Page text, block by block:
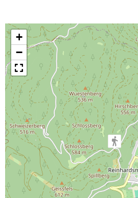
Trier par
Horodatage
+
−